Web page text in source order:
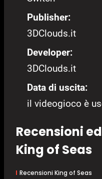
Publisher:
3DClouds.it
Developer:
3DClouds.it
Data di uscita:
il videogioco è
Recensioni
King of Seas
Recensioni King of Seas